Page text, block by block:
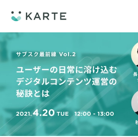
プロダクト
KARTE Web
事例
導入企業・業界
セミナー
資料ダウンロード